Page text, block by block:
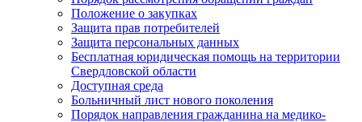
Положение о закупках
Защита прав потребителей
Защита персональных данных
Бесплатная юридическая помощь на территории
Свердловской области
Доступная среда
Больничный лист нового поколения
Порядок направления гражданина на медико-